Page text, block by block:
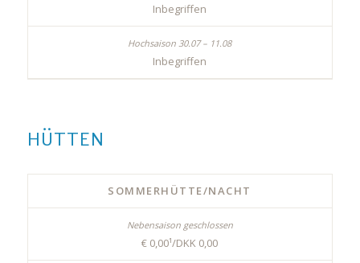
Inbegriffen
Inbegriffen
HÜTTEN
SOMMERHÜTTE/NACHT
€ 0,00¹/DKK 0,00